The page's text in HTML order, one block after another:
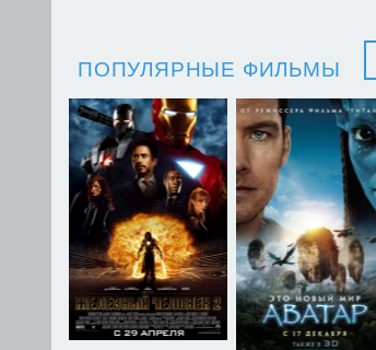
ПОПУЛЯРНЫЕ ФИЛЬМЫ